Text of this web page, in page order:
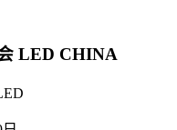
LED CHINA